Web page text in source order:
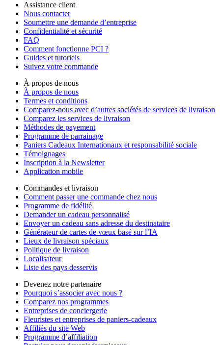
Assistance client
Nous contacter
Soumettre une demande d’entreprise
Confidentialité et sécurité
FAQ
Comment fonctionne PCI ?
Guides et tutoriels
Suivez votre commande
À propos de nous
À propos de nous
Termes et conditions
Comparez-nous avec d’autres sociétés de services de livraison
Comparez les services de livraison
Méthodes de payement
Programme de parrainage
Paniers Cadeaux Internationaux et responsabilité sociale
Témoignages
Inscription à la Newsletter
Application mobile
Commandes et livraison
Comment passer une commande chez nous
Programme de fidélité
Demander un cadeau personnalisé
Envoyer un cadeau sans adresse du destinataire
Générateur de cartes de vœux basé sur l’IA
Lieux de livraison spéciaux
Politique de livraison
Localisateur
Liste des pays desservis
Devenez notre partenaire
Pourquoi s’associer avec nous ?
Comparez nos programmes
Entreprises de conciergerie
Fleuristes et entreprises de paniers-cadeaux
Affiliés du site Web
Programme d’affiliation